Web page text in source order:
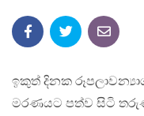
ඉකුත් දිනක
මරණයට පත්ව සිටි